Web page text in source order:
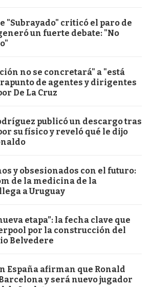
"Subrayado" criticó el paro de
un fuerte debate: "No
no se concretará" a "está
de agentes y dirigentes
De La Cruz
publicó un descargo tras
su físico y reveló qué le dijo
y obsesionados con el futuro:
de la medicina de la
a Uruguay
etapa”: la fecha clave que
por la construcción del
Belvedere
España afirman que Ronald
y será nuevo jugador